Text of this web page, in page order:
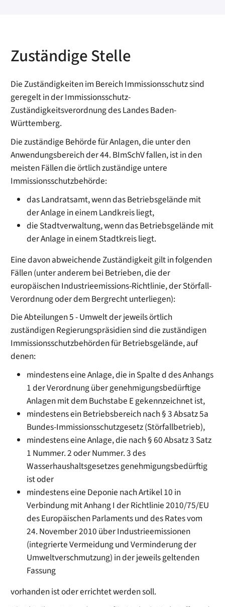
Zuständige Stelle
Die Zuständigkeiten im Bereich Immissionsschutz sind
geregelt in der Immissionsschutz-
Zuständigkeitsverordnung des Landes Baden-
Württemberg.
Die zuständige Behörde für Anlagen, die unter den
Anwendungsbereich der 44. BImSchV fallen, ist in den
meisten Fällen die örtlich zuständige untere
Immissionsschutzbehörde:
das Landratsamt, wenn das Betriebsgelände mit
der Anlage in einem Landkreis liegt,
die Stadtverwaltung, wenn das Betriebsgelände mit
der Anlage in einem Stadtkreis liegt.
Eine davon abweichende Zuständigkeit gilt in folgenden
Fällen (unter anderem bei Betrieben, die der
europäischen Industrieemissions-Richtlinie, der Störfall-
Verordnung oder dem Bergrecht unterliegen):
Die Abteilungen 5 - Umwelt der jeweils örtlich
zuständigen Regierungspräsidien sind die zuständigen
Immissionsschutzbehörden für Betriebsgelände, auf
denen:
mindestens eine Anlage, die in Spalte d des Anhangs
1 der Verordnung über genehmigungsbedürftige
Anlagen mit dem Buchstabe E gekennzeichnet ist,
mindestens ein Betriebsbereich nach § 3 Absatz 5a
Bundes-Immissionsschutzgesetz (Störfallbetrieb),
mindestens eine Anlage, die nach § 60 Absatz 3 Satz
1 Nummer. 2 oder Nummer. 3 des
Wasserhaushaltsgesetzes genehmigungsbedürftig
ist oder
mindestens eine Deponie nach Artikel 10 in
Verbindung mit Anhang I der Richtlinie 2010/75/EU
des Europäischen Parlaments und des Rates vom
24. November 2010 über Industrieemissionen
(integrierte Vermeidung und Verminderung der
Umweltverschmutzung) in der jeweils geltenden
Fassung
vorhanden ist oder errichtet werden soll.